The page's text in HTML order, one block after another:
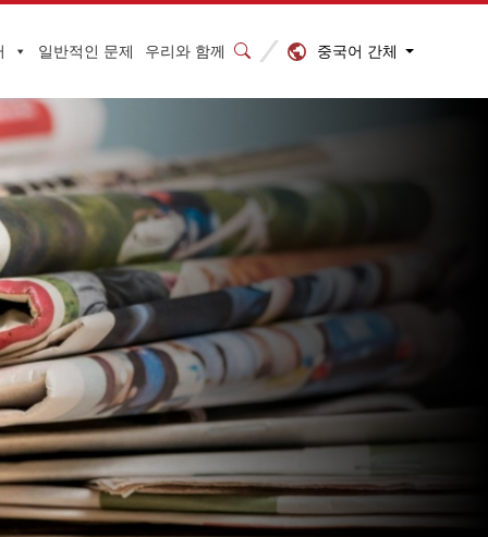
일반적인 문제 우리와 함께 중국어 간체